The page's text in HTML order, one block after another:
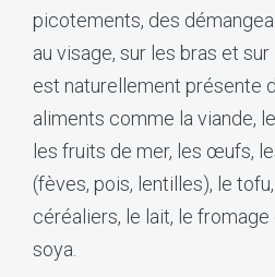
picotements, des
au visage, sur les bras et
est naturellement présente
aliments comme la viande,
les fruits de mer, les œufs,
(fèves, pois, lentilles), le
céréaliers, le lait, le
soya.